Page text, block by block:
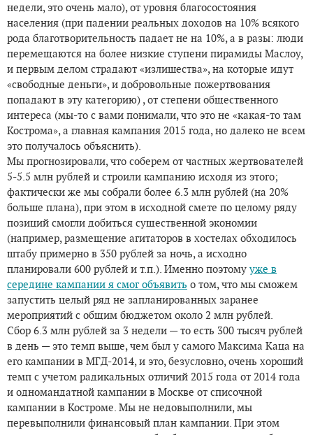
недели, это очень мало), от уровня благосостояния
населения (при падении реальных доходов на 10% всякого
рода благотворительность падает не на 10%, а в разы: люди
перемещаются на более низкие ступени пирамиды Маслоу,
и первым делом страдают «излишества», на которые идут
«свободные деньги», и добровольные пожертвования
попадают в эту категорию) , от степени общественного
интереса (мы-то с вами понимали, что это не «какая-то там
Кострома», а главная кампания 2015 года, но далеко не всем
это получалось объяснить).
Мы прогнозировали, что соберем от частных жертвователей
5-5.5 млн рублей и строили кампанию исходя из этого;
фактически же мы собрали более 6.3 млн рублей (на 20%
больше плана), при этом в исходной смете по целому ряду
позиций смогли добиться существенной экономии
(например, размещение агитаторов в хостелах обходилось
штабу примерно в 350 рублей за ночь, а исходно
планировали 600 рублей и т.п.). Именно поэтому уже в
середине кампании я смог объявить о том, что мы сможем
запустить целый ряд не запланированных заранее
мероприятий с общим бюджетом около 2 млн рублей.
Сбор 6.3 млн рублей за 3 недели — то есть 300 тысяч рублей
в день — это темп выше, чем был у самого Максима Каца на
его кампании в МГД-2014, и это, безусловно, очень хороший
темп с учетом радикальных отличий 2015 года от 2014 года
и одномандатной кампании в Москве от списочной
кампании в Костроме. Мы не недовыполнили, мы
перевыполнили финансовый план кампании. При этом